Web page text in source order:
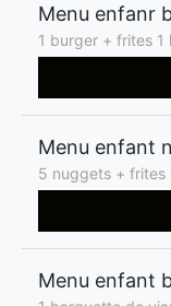
Menu enfanr
1 burger + frites 1
Menu enfant
5 nuggets + frites
Menu enfant